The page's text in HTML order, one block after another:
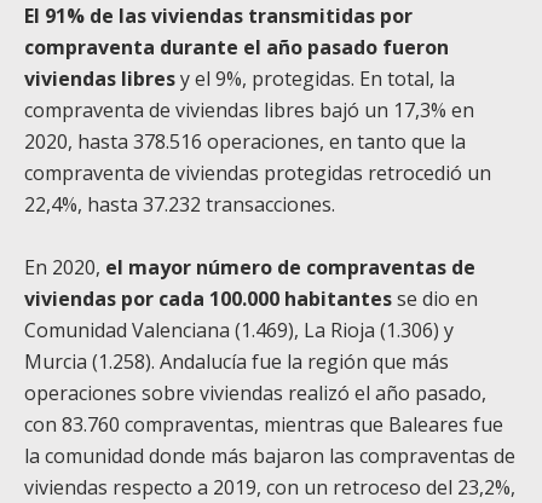
El 91% de las viviendas transmitidas por
compraventa durante el año pasado fueron
viviendas libresy el 9%, protegidas. En total, la
compraventa de viviendas libres bajó un 17,3% en
2020, hasta 378.516 operaciones, en tanto que la
compraventa de viviendas protegidas retrocedió un
22,4%, hasta 37.232 transacciones.
En 2020, el mayor número de compraventas de
viviendas por cada 100.000 habitantesse dio en
Comunidad Valenciana (1.469), La Rioja (1.306) y
Murcia (1.258). Andalucía fue la región que más
operaciones sobre viviendas realizó el año pasado,
con 83.760 compraventas, mientras que Baleares fue
la comunidad donde más bajaron las compraventas de
viviendas respecto a 2019, con un retroceso del 23,2%,